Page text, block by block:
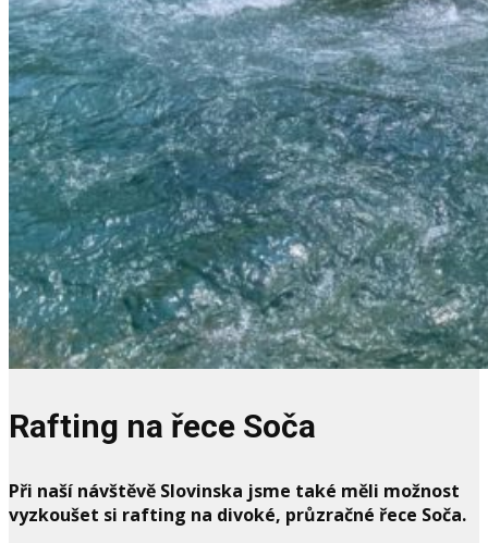
Rafting na řece Soča
Při naší návštěvě Slovinska jsme také měli možnost
vyzkoušet si rafting na divoké, průzračné řece Soča.